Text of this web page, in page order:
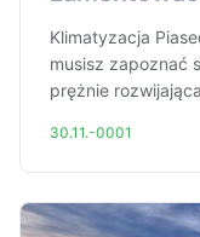
Klimatyzacja
musisz zapoznać
prężnie
30.11.-0001